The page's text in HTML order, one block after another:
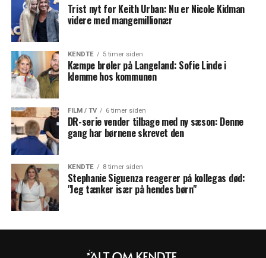
Trist nyt for Keith Urban: Nu er Nicole Kidman
videre med mangemillionær
KENDTE 5 timer siden
Kæmpe brøler på Langeland: Sofie Linde i
klemme hos kommunen
FILM / TV 6 timer siden
DR-serie vender tilbage med ny sæson: Denne
gang har børnene skrevet den
KENDTE 8 timer siden
Stephanie Siguenza reagerer på kollegas død:
"Jeg tænker især på hendes børn"